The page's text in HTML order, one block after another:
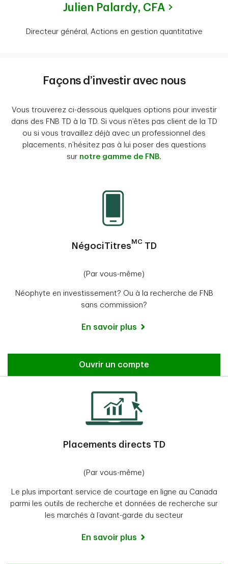
Julien Palardy, CFA
Directeur général, Actions en gestion quantitative
Façons d’investir avec nous
Vous trouverez ci-dessous quelques options pour investir
dans des FNB TD à la TD. Si vous n’êtes pas client de la TD
ou si vous travaillez déjà avec un professionnel des
placements, n’hésitez pas à lui poser des questions
sur notre gamme de FNB.
NégociTitresMCTD
(Par vous-même)
Néophyte en investissement? Ou à la recherche de FNB
sans commission?
En savoir plus
Ouvrir un compte
Placements directs TD
(Par vous-même)
Le plus important service de courtage en ligne au Canada
parmi les outils de recherche et données de recherche sur
les marchés à l’avant-garde du secteur
En savoir plus